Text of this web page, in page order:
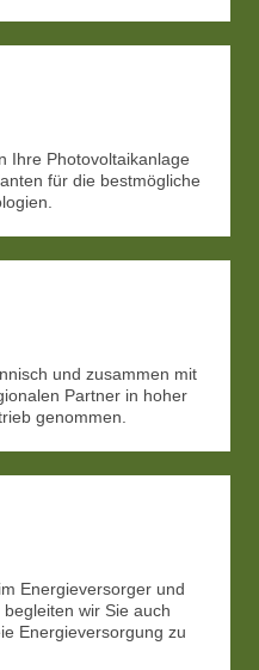
Ihre Photovoltaikanlage
für die bestmögliche
und zusammen mit
Partner in hoher
genommen.
Energieversorger und
wir Sie auch
Energieversorgung zu